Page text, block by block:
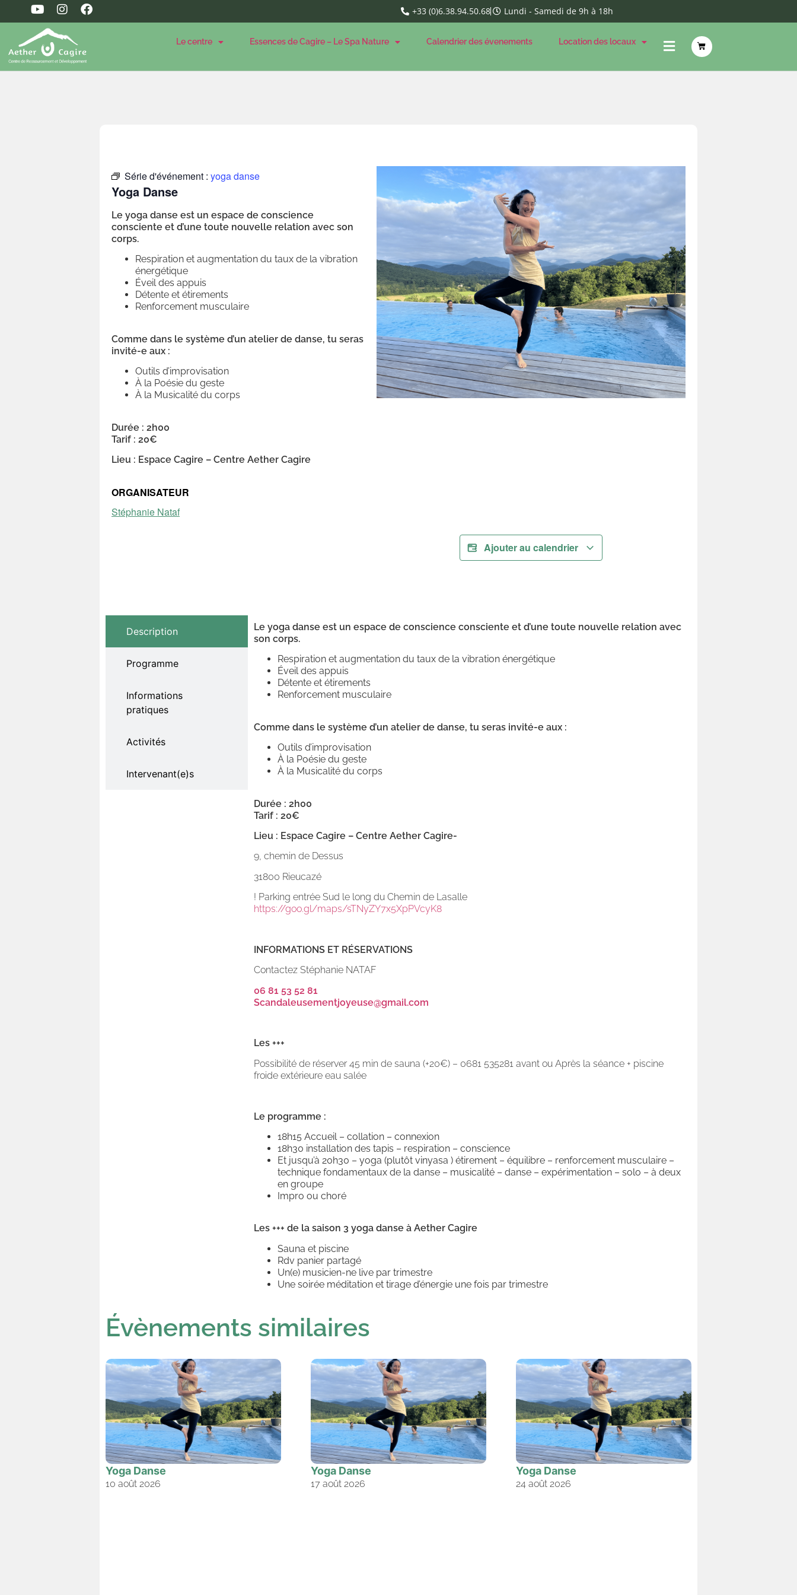
+33 (0)6.38.94.50.68 Lundi - Samedi de 9h à 18h
Le centre Essences de Cagire – Le Spa Nature Calendrier des évenements Location des locaux
Série d'événement : yoga danse
Yoga Danse
Le yoga danse est un espace de conscience
consciente et d’une toute nouvelle relation avec son
corps.
Respiration et augmentation du taux de la vibration
énergétique
Éveil des appuis
Détente et étirements
Renforcement musculaire
Comme dans le système d’un atelier de danse, tu seras
invité-e aux :
Outils d’improvisation
À la Poésie du geste
À la Musicalité du corps
Durée : 2h00
Tarif : 20€
Lieu : Espace Cagire – Centre Aether Cagire
ORGANISATEUR
Stéphanie Nataf
Ajouter au calendrier
Description
Programme
Informations
pratiques
Activités
Intervenant(e)s
Le yoga danse est un espace de conscience consciente et d’une toute nouvelle relation avec
son corps.
Respiration et augmentation du taux de la vibration énergétique
Éveil des appuis
Détente et étirements
Renforcement musculaire
Comme dans le système d’un atelier de danse, tu seras invité-e aux :
Outils d’improvisation
À la Poésie du geste
À la Musicalité du corps
Durée : 2h00
Tarif : 20€
Lieu : Espace Cagire – Centre Aether Cagire-
9, chemin de Dessus
31800 Rieucazé
! Parking entrée Sud le long du Chemin de Lasalle
https://goo.gl/maps/sTNyZY7x5XpPVcyK8
INFORMATIONS ET RÉSERVATIONS
Contactez Stéphanie NATAF
06 81 53 52 81
Scandaleusementjoyeuse@gmail.com
Les +++
Possibilité de réserver 45 min de sauna (+20€) – 0681 535281 avant ou Après la séance + piscine
froide extérieure eau salée
Le programme :
18h15 Accueil – collation – connexion
18h30 installation des tapis – respiration – conscience
Et jusqu’à 20h30 – yoga (plutôt vinyasa ) étirement – équilibre – renforcement musculaire –
technique fondamentaux de la danse – musicalité – danse – expérimentation – solo – à deux
en groupe
Impro ou choré
Les +++ de la saison 3 yoga danse à Aether Cagire
Sauna et piscine
Rdv panier partagé
Un(e) musicien-ne live par trimestre
Une soirée méditation et tirage d’énergie une fois par trimestre
Évènements similaires
Yoga Danse
10 août 2026
Yoga Danse
17 août 2026
Yoga Danse
24 août 2026